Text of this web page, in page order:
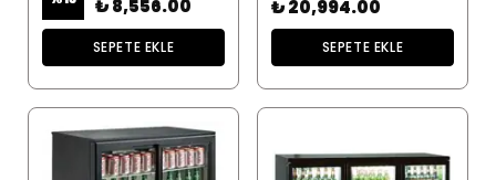
₺ 8,556.00
SEPETE EKLE
₺ 20,994.00
SEPETE EKLE